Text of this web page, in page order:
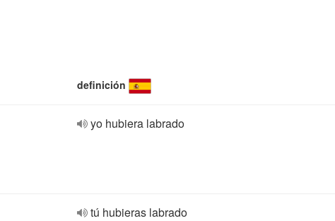
definición
yo hubiera labrado
tú hubieras labrado